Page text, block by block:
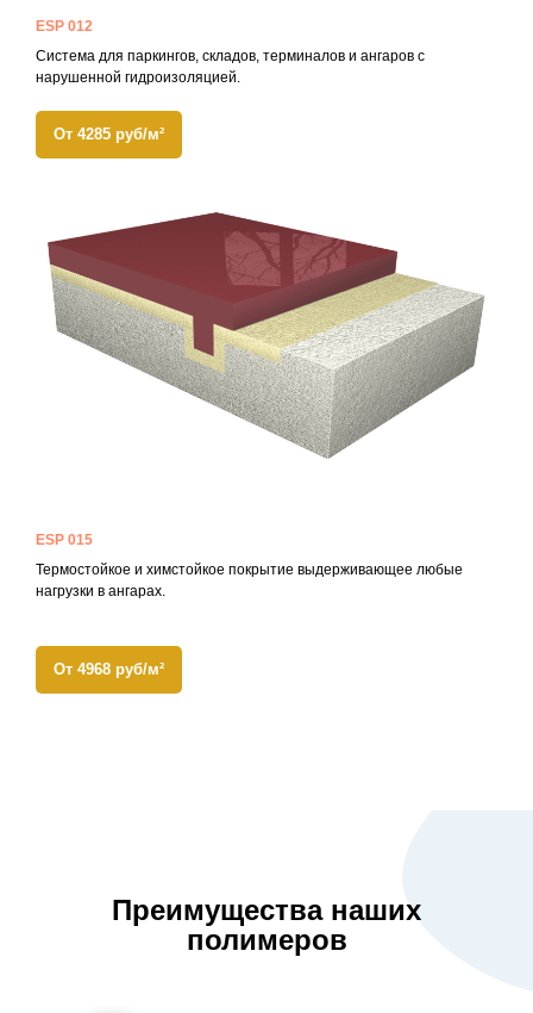
ESP 012
Система для паркингов, складов, терминалов и ангаров с
нарушенной гидроизоляцией.
От 4285 руб/м²
ESP 015
Термостойкое и химстойкое покрытие выдерживающее любые
нагрузки в ангарах.
От 4968 руб/м²
Преимущества наших
полимеров